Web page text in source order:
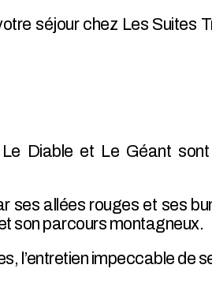
séjour chez Les Suites
Diable et Le Géant
ses allées rouges et ses
son parcours montagneux.
l’entretien impeccable de